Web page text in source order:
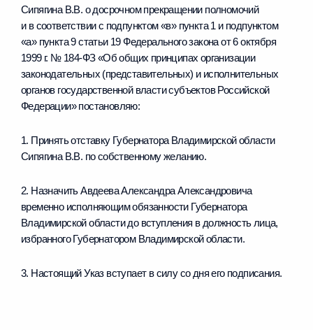
Сипягина В.В. о досрочном прекращении полномочий
и в соответствии с подпунктом «в» пункта 1 и подпунктом
«а» пункта 9 статьи 19 Федерального закона от 6 октября
1999 г. № 184-ФЗ «Об общих принципах организации
законодательных (представительных) и исполнительных
органов государственной власти субъектов Российской
Федерации» постановляю:
1. Принять отставку Губернатора Владимирской области
Сипягина В.В. по собственному желанию.
2. Назначить Авдеева Александра Александровича
временно исполняющим обязанности Губернатора
Владимирской области до вступления в должность лица,
избранного Губернатором Владимирской области.
3. Настоящий Указ вступает в силу со дня его подписания.